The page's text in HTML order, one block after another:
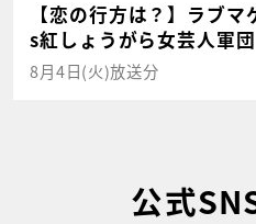
【恋の行方は？】ラブ
s紅しょうがら女芸人軍団
8月4日(火)放送分
公式